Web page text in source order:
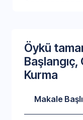
Öykü
Kurma
Makale